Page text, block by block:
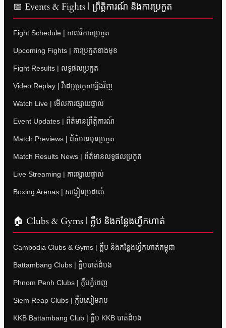
📅 Events & Fights | ព្រឹត្តិការណ៍ និងការប្រកួត
Fight Schedule | កាលវិភាគប្រកួត
Upcoming Fights | ការប្រកួតខាងមុខ
Fight Results | លទ្ធផលប្រកួត
Video Replay | វីដេអូប្រកួតឡើងវិញ
Watch Live | មើលការផ្សាយផ្ទាល់
Event Updates | ព័ត៌មានព្រឹត្តិការណ៍
Match Previews | ព័ត៌មានមុនប្រកួត
Match Results News | ព័ត៌មានលទ្ធផលប្រកួត
Live Streaming | ការផ្សាយផ្ទាល់
Boxing Arenas | សង្វៀនប្រដាល់
🏠 Clubs & Gyms | ក្លឹប និងកន្លែងហ្វឹកហាត់
Cambodia Clubs & Gyms | ក្លឹប និងកន្លែងហ្វឹកហាត់កម្ពុជា
Battambang Clubs | ក្លឹបបាត់ដំបង
Phnom Penh Clubs | ក្លឹបភ្នំពេញ
Siem Reap Clubs | ក្លឹបសៀមរាប
KKB Battambang Club | ក្លឹប KKB បាត់ដំបង